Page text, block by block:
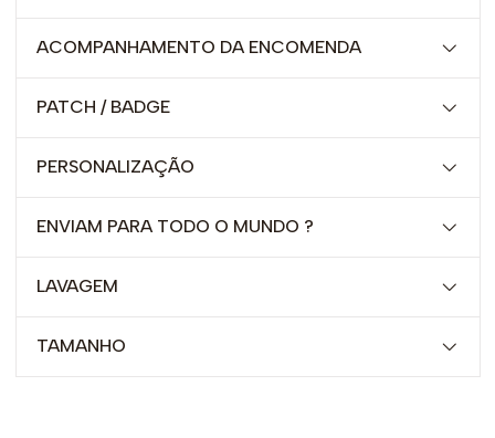
ACOMPANHAMENTO DA ENCOMENDA
PATCH / BADGE
PERSONALIZAÇÃO
ENVIAM PARA TODO O MUNDO ?
LAVAGEM
TAMANHO